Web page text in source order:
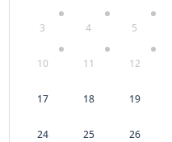
3 4 5
10 11 12
17 18 19
24 25 26